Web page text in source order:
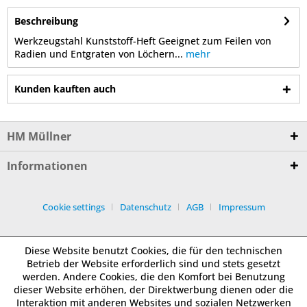
Beschreibung
Werkzeugstahl Kunststoff-Heft Geeignet zum Feilen von
Radien und Entgraten von Löchern... mehr
Kunden kauften auch
HM Müllner
Informationen
Cookie settings Datenschutz AGB Impressum
Diese Website benutzt Cookies, die für den technischen
Betrieb der Website erforderlich sind und stets gesetzt
werden. Andere Cookies, die den Komfort bei Benutzung
dieser Website erhöhen, der Direktwerbung dienen oder die
Interaktion mit anderen Websites und sozialen Netzwerken